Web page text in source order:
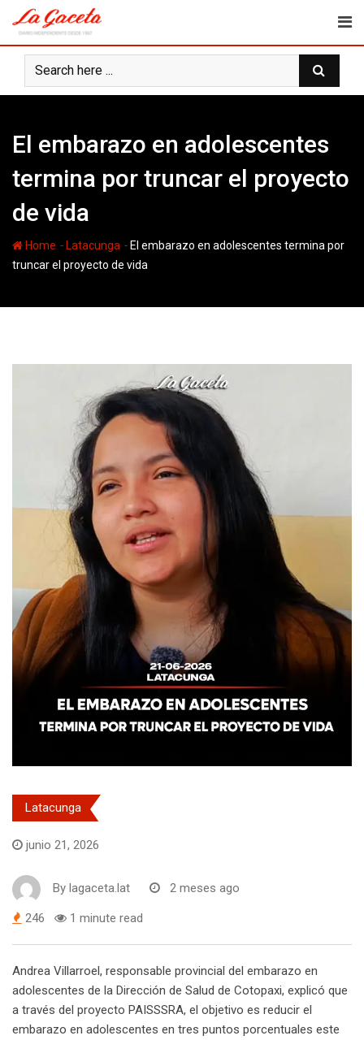
content
El embarazo en adolescentes
termina por truncar el proyecto
de vida
Home - Latacunga - El embarazo en adolescentes termina por
truncar el proyecto de vida
Latacunga
junio 21, 2026
By lagaceta.lat 2 meses ago
246 1 minute read
Andrea Villarroel, responsable provincial del embarazo en
adolescentes de la Dirección de Salud de Cotopaxi, explicó que
a través del proyecto PAISSSRA, el objetivo es reducir el
embarazo en adolescentes en tres puntos porcentuales este